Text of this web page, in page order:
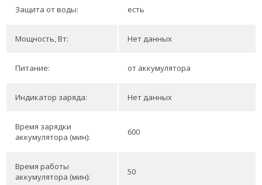
Защита от воды: есть
Мощность, Вт: Нет данных
Питание: от аккумулятора
Индикатор заряда: Нет данных
Время зарядки
аккумулятора (мин):
600
Время работы
аккумулятора (мин):
50